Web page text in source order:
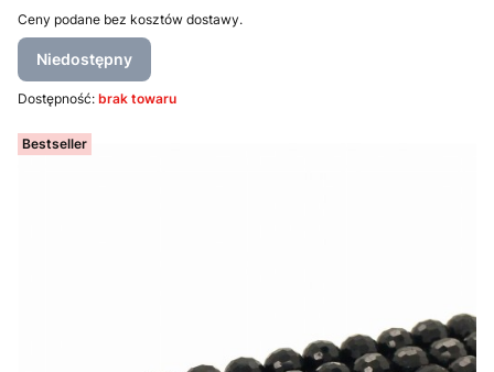
Ceny podane bez kosztów dostawy.
Niedostępny
Dostępność: brak towaru
Bestseller